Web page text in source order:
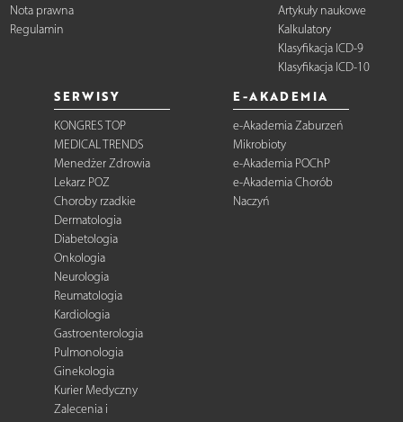
Nota prawna
Regulamin
Artykuły naukowe
Kalkulatory
Klasyfikacja ICD-9
Klasyfikacja ICD-10
SERWISY
KONGRES TOP
MEDICAL TRENDS
Menedżer Zdrowia
Lekarz POZ
Choroby rzadkie
Dermatologia
Diabetologia
Onkologia
Neurologia
Reumatologia
Kardiologia
Gastroenterologia
Pulmonologia
Ginekologia
Kurier Medyczny
Zalecenia i
E-AKADEMIA
e-Akademia Zaburzeń
Mikrobioty
e-Akademia POChP
e-Akademia Chorób
Naczyń